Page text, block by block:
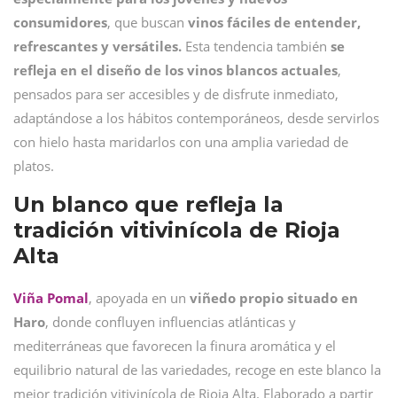
consumidores, que buscan vinos fáciles de entender,
refrescantes y versátiles. Esta tendencia también se
refleja en el diseño de los vinos blancos actuales,
pensados para ser accesibles y de disfrute inmediato,
adaptándose a los hábitos contemporáneos, desde servirlos
con hielo hasta maridarlos con una amplia variedad de
platos.
Un blanco que refleja la
tradición vitivinícola de Rioja
Alta
Viña Pomal, apoyada en un viñedo propio situado en
Haro, donde confluyen influencias atlánticas y
mediterráneas que favorecen la finura aromática y el
equilibrio natural de las variedades, recoge en este blanco la
mejor tradición vitivinícola de Rioja Alta. Elaborado a partir